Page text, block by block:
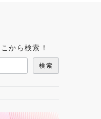
から検索！
検索